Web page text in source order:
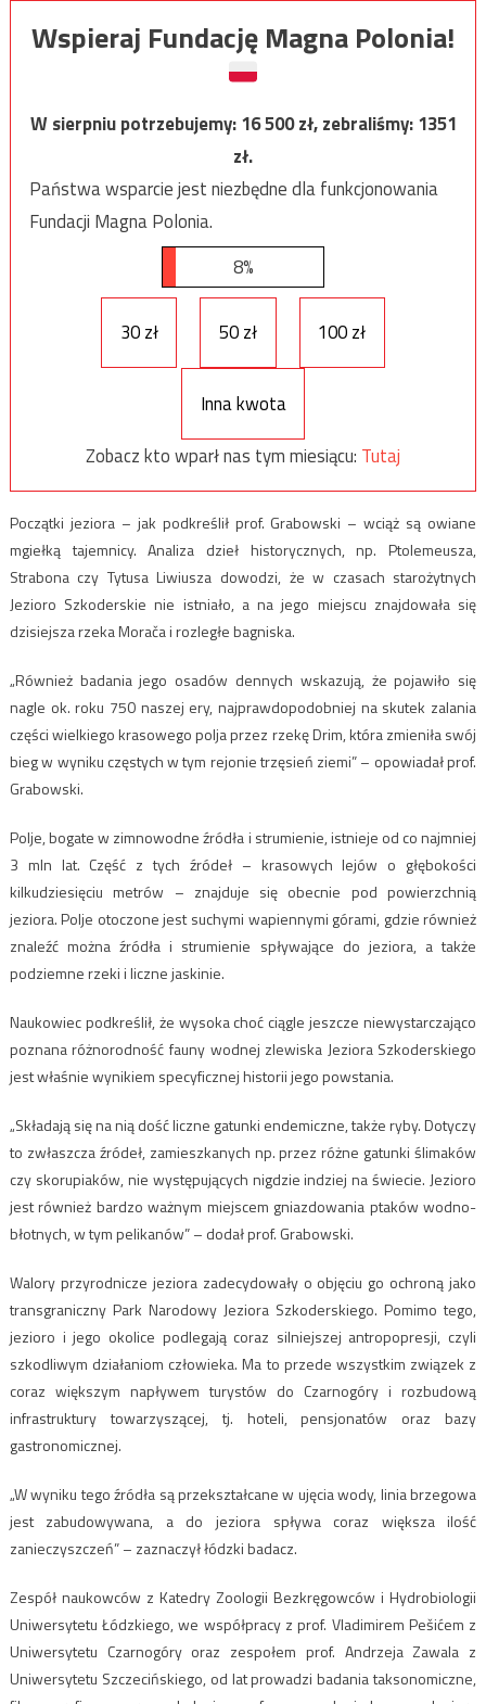
Wspieraj Fundację Magna Polonia!
W sierpniu potrzebujemy:16 500zł, zebraliśmy:1351
zł.
Państwa wsparcie jest niezbędne dla funkcjonowania
Fundacji Magna Polonia.
8%
30 zł 50 zł 100 zł
Inna kwota
Zobacz kto wparł nas tym miesiącu: Tutaj
Początki jeziora – jak podkreślił prof. Grabowski – wciąż są owiane
mgiełką tajemnicy. Analiza dzieł historycznych, np. Ptolemeusza,
Strabona czy Tytusa Liwiusza dowodzi, że w czasach starożytnych
Jezioro Szkoderskie nie istniało, a na jego miejscu znajdowała się
dzisiejsza rzeka Morača i rozległe bagniska.
„Również badania jego osadów dennych wskazują, że pojawiło się
nagle ok. roku 750 naszej ery, najprawdopodobniej na skutek zalania
części wielkiego krasowego polja przez rzekę Drim, która zmieniła swój
bieg w wyniku częstych w tym rejonie trzęsień ziemi” – opowiadał prof.
Grabowski.
Polje, bogate w zimnowodne źródła i strumienie, istnieje od co najmniej
3 mln lat. Część z tych źródeł – krasowych lejów o głębokości
kilkudziesięciu metrów – znajduje się obecnie pod powierzchnią
jeziora. Polje otoczone jest suchymi wapiennymi górami, gdzie również
znaleźć można źródła i strumienie spływające do jeziora, a także
podziemne rzeki i liczne jaskinie.
Naukowiec podkreślił, że wysoka choć ciągle jeszcze niewystarczająco
poznana różnorodność fauny wodnej zlewiska Jeziora Szkoderskiego
jest właśnie wynikiem specyficznej historii jego powstania.
„Składają się na nią dość liczne gatunki endemiczne, także ryby. Dotyczy
to zwłaszcza źródeł, zamieszkanych np. przez różne gatunki ślimaków
czy skorupiaków, nie występujących nigdzie indziej na świecie. Jezioro
jest również bardzo ważnym miejscem gniazdowania ptaków wodno-
błotnych, w tym pelikanów” – dodał prof. Grabowski.
Walory przyrodnicze jeziora zadecydowały o objęciu go ochroną jako
transgraniczny Park Narodowy Jeziora Szkoderskiego. Pomimo tego,
jezioro i jego okolice podlegają coraz silniejszej antropopresji, czyli
szkodliwym działaniom człowieka. Ma to przede wszystkim związek z
coraz większym napływem turystów do Czarnogóry i rozbudową
infrastruktury towarzyszącej, tj. hoteli, pensjonatów oraz bazy
gastronomicznej.
„W wyniku tego źródła są przekształcane w ujęcia wody, linia brzegowa
jest zabudowywana, a do jeziora spływa coraz większa ilość
zanieczyszczeń” – zaznaczył łódzki badacz.
Zespół naukowców z Katedry Zoologii Bezkręgowców i Hydrobiologii
Uniwersytetu Łódzkiego, we współpracy z prof. Vladimirem Pešićem z
Uniwersytetu Czarnogóry oraz zespołem prof. Andrzeja Zawala z
Uniwersytetu Szczecińskiego, od lat prowadzi badania taksonomiczne,